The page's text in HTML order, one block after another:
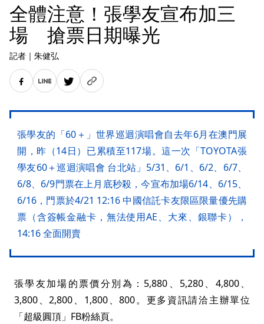
全體注意！張學友宣布加三
場 搶票日期曝光
記者 ｜ 朱健弘
張學友的「60＋」世界巡迴演唱會自去年6月在澳門展
開，昨（14日）已累積至117場。這一次「TOYOTA張
學友60＋巡迴演唱會 台北站」5/31、6/1、6/2、6/7、
6/8、6/9門票在上月底秒殺，今宣布加場6/14、6/15、
6/16，門票於4/21 12:16 中國信託卡友限區限量優先購
票（含簽帳金融卡，無法使用AE、大來、銀聯卡），
14:16 全面開賣
張學友加場的票價分別為：5,880、5,280、4,800、
3,800、2,800、1,800、800。更多資訊請洽主辦單位
「超級圓頂」FB粉絲頁。